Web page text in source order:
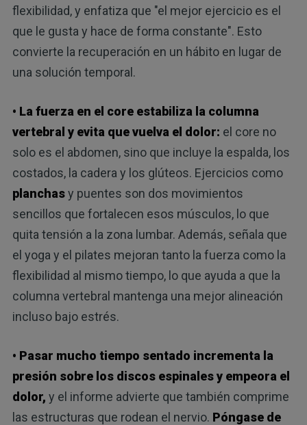
flexibilidad, y enfatiza que "el mejor ejercicio es el
que le gusta y hace de forma constante". Esto
convierte la recuperación en un hábito en lugar de
una solución temporal.
• La fuerza en el core estabiliza la columna
vertebral y evita que vuelva el dolor: el core no
solo es el abdomen, sino que incluye la espalda, los
costados, la cadera y los glúteos. Ejercicios como
planchasy puentes son dos movimientos
sencillos que fortalecen esos músculos, lo que
quita tensión a la zona lumbar. Además, señala que
el yoga y el pilates mejoran tanto la fuerza como la
flexibilidad al mismo tiempo, lo que ayuda a que la
columna vertebral mantenga una mejor alineación
incluso bajo estrés.
• Pasar mucho tiempo sentado incrementa la
presión sobre los discos espinales y empeora el
dolor, y el informe advierte que también comprime
las estructuras que rodean el nervio. Póngase de